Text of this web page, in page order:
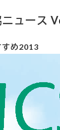
ュース
すめ2013